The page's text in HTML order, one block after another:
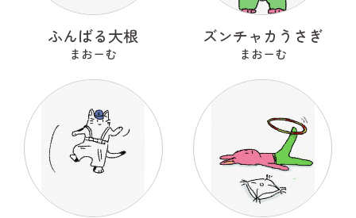
ふんばる大根
まおーむ
ズンチャカうさぎ
まおーむ